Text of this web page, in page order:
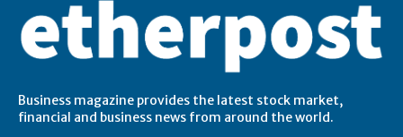
Business magazine provides the latest stock market,
financial and business news from around the world.